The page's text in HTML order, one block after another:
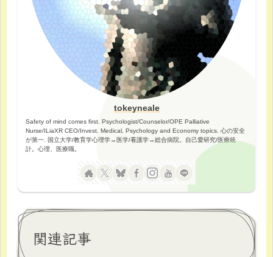
tokeyneale
Safety of mind comes first. Psychologist/Counselor/OPE Palliative
Nurse/ILiaXR CEO/Invest. Medical, Psychology and Economy topics. 心の安全
が第一. 国立大学/教育学心理学→医学/看護学→総合病院。自己愛研究/医療統
計。心理、医療職。
関連記事